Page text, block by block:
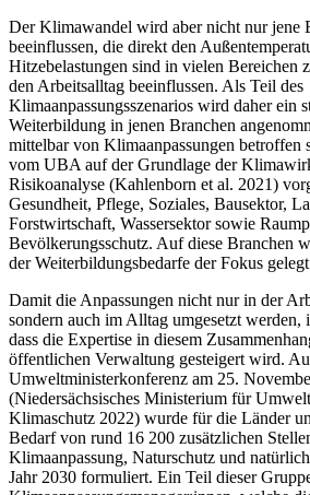
Der Klimawandel wird aber nicht nur jene
beeinflussen, die direkt den
Hitzebelastungen sind in vielen Bereichen
den Arbeitsalltag beeinflussen. Als Teil des
Klimaanpassungsszenarios wird daher ein
Weiterbildung in jenen Branchen
mit­telbar von Klimaanpassungen betroffen
vom UBA auf der Grundlage der
Risikoanalyse (Kahlenborn et al. 2021)
Gesundheit, Pflege, Soziales, Bausektor,
Forstwirtschaft, Was­sersektor sowie
Bevölkerungsschutz. Auf diese Branchen
der Weiterbildungsbedarfe der Fokus
Damit die Anpassungen nicht nur in der
sondern auch im Alltag umge­setzt werden,
dass die Expertise in diesem
öffentlichen Verwaltung gesteigert wird.
Umweltministerkonferenz am 25.
(Niedersächsisches Ministerium für
Klimaschutz 2022) wurde für die Länder
Bedarf von rund 16 200 zusätzlichen
Klimaanpassung, Naturschutz und
Jahr 2030 formuliert. Ein Teil dieser